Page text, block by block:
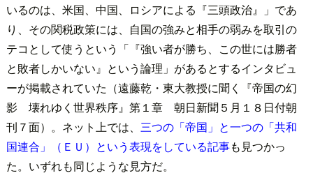
いるのは、米国、中国、ロシアによる『三頭政治』」であ
り、その関税政策には、自国の強みと相手の弱みを取引の
テコとして使うという「『強い者が勝ち、この世には勝者
と敗者しかいない』という論理」があるとするインタビュ
ーが掲載されていた（遠藤乾・東大教授に聞く『帝国の幻
影 壊れゆく世界秩序』第１章 朝日新聞５月１８日付朝
刊７面）。ネット上では、 三つの「帝国」と一つの「共和
国連合」（ＥＵ）という表現をしている記事も見つかっ
た。いずれも同じような見方だ。